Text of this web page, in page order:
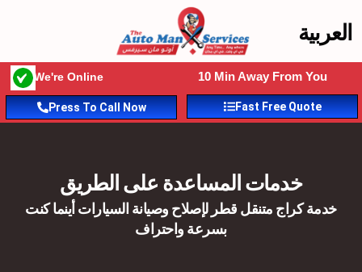
العربية
We're Online 10 Min Away From You
Press To Call Now Fast Free Quote
خدمات المساعدة على الطريق
خدمة كراج متنقل قطر لإصلاح وصيانة السيارات أينما كنت
بسرعة واحتراف